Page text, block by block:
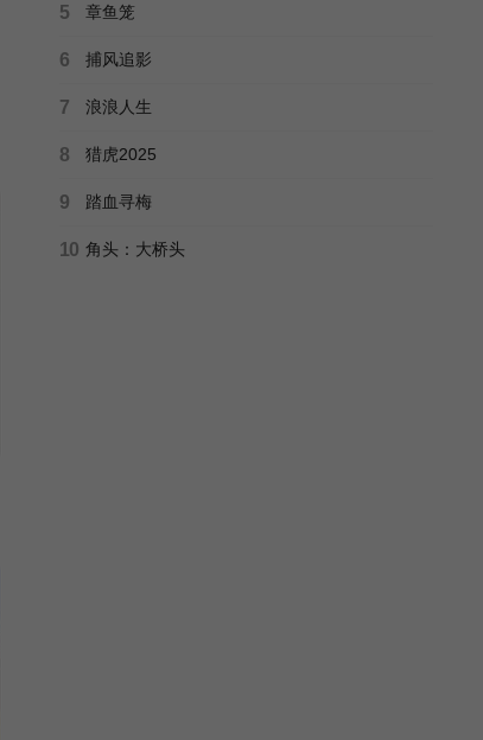
5 章鱼笼
6 捕风追影
7 浪浪人生
8 猎虎2025
9 踏血寻梅
10 角头：大桥头